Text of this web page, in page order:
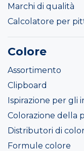
Marchi di qualità
Calcolatore per
Colore
Assortimento
Clipboard
Ispirazione per gli
Colorazione della
Distributori di
Formule colore